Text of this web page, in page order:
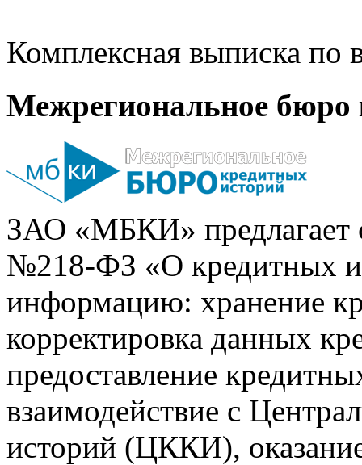
Комплексная выписка
Межрегиональное бюро
ЗАО «МБКИ» предлагает
№218-ФЗ «О кредитных
информацию: хранение
корректировка данных
предоставление
взаимодействие с
историй (ЦККИ),